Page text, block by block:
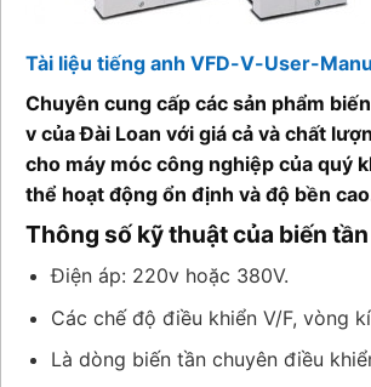
Tài liệu tiếng anh VFD-V-User-
Chuyên cung cấp các sản phẩm
v của Đài Loan với giá cả và chất
cho máy móc công nghiệp của quý
thể hoạt động ổn định và độ bền
Thông số kỹ thuật của biến
Điện áp: 220v hoặc 380V.
Các chế độ điều khiển V/F, vòng
Là dòng biến tần chuyên điều